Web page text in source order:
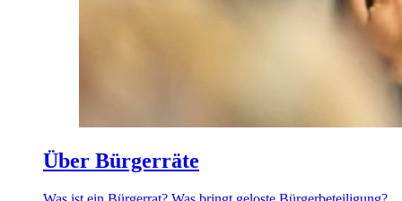
Über Bürgerräte